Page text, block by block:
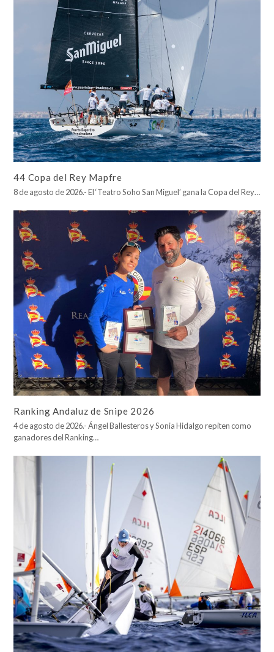
44 Copa del Rey Mapfre
8 de agosto de 2026.- El ‘Teatro Soho San Miguel’ gana la Copa del Rey…
Ranking Andaluz de Snipe 2026
4 de agosto de 2026.- Ángel Ballesteros y Sonia Hidalgo repiten como
ganadores del Ranking…